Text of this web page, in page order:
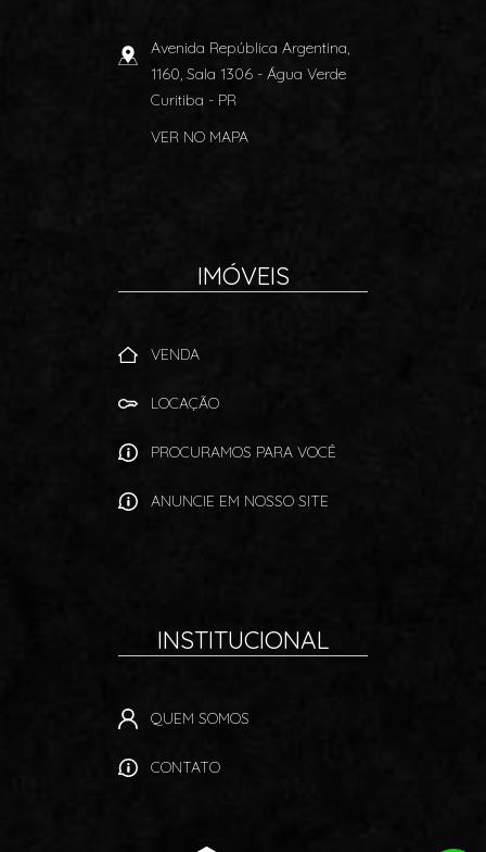
Avenida República Argentina,
1160, Sala 1306 - Água Verde
Curitiba - PR
VER NO MAPA
IMÓVEIS
VENDA
LOCAÇÃO
PROCURAMOS PARA VOCÊ
ANUNCIE EM NOSSO SITE
INSTITUCIONAL
QUEM SOMOS
CONTATO